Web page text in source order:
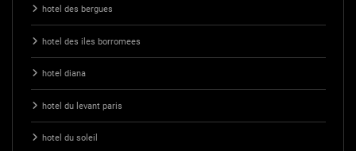
hotel des bergues
hotel des iles borromees
hotel diana
hotel du levant paris
hotel du soleil